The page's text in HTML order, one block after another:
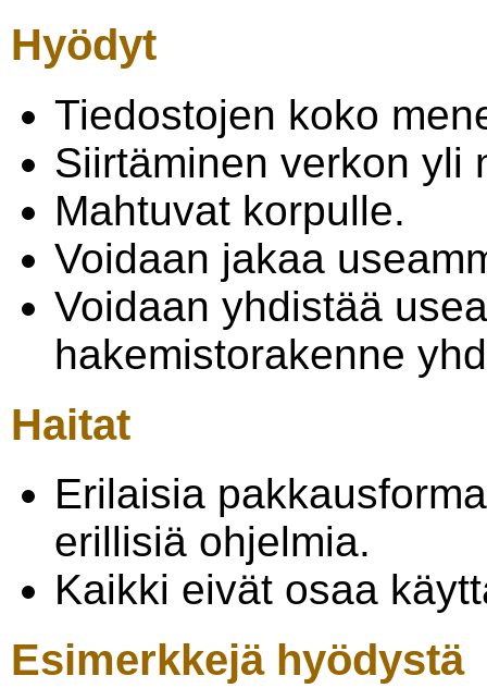
Hyödyt
Tiedostojen koko
Siirtäminen verkon yli
Mahtuvat korpulle.
Voidaan jakaa
Voidaan yhdistää
hakemistorakenne
Haitat
Erilaisia
erillisiä ohjelmia.
Kaikki eivät osaa
Esimerkkejä hyödystä